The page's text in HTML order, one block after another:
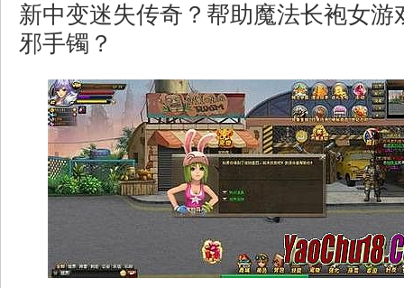
新中变迷失传奇？帮助魔法长袍女游
邪手镯？